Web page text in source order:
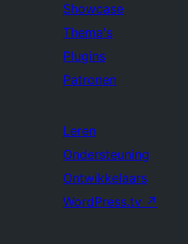
Showcase
Thema's
Plugins
Patronen
Leren
Ondersteuning
Ontwikkelaars
WordPress.tv ↗